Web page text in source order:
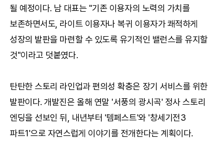
될 예정이다. 남 대표는 "기존 이용자의 노력의 가치를
보존하면서도, 라이트 이용자나 복귀 이용자가 쾌적하게
성장의 발판을 마련할 수 있도록 유기적인 밸런스를 유지할
것"이라고 덧붙였다.
탄탄한 스토리 라인업과 편의성 확충은 장기 서비스를 위한
발판이다. 개발진은 올해 연말 '서풍의 광시곡' 정사 스토리
엔딩을 선보인 뒤, 내년부터 '템페스트'와 '창세기전3
파트1'으로 자연스럽게 이야기를 전개한다는 계획이다.